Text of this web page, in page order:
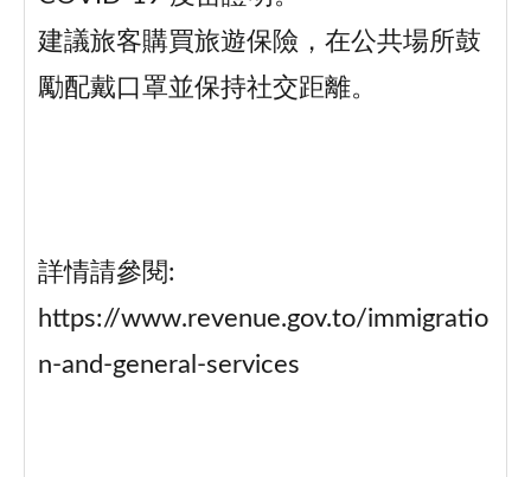
建議旅客購買旅遊保險，在公共場所鼓
勵配戴口罩並保持社交距離。
詳情請參閱:
https://www.revenue.gov.to/immigratio
n-and-general-services